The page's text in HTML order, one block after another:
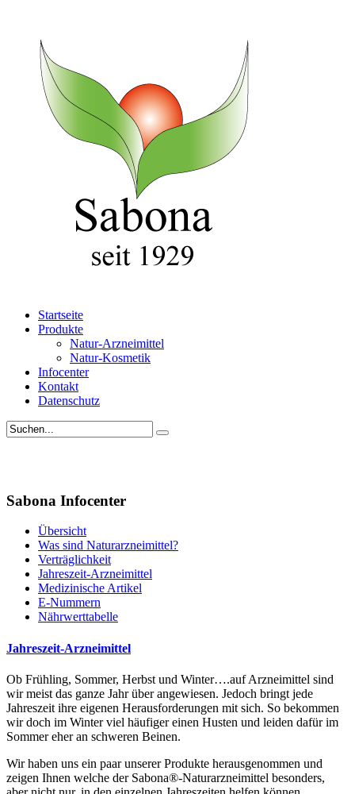
Startseite
Produkte
Natur-Arzneimittel
Natur-Kosmetik
Infocenter
Kontakt
Datenschutz
Sabona Infocenter
Übersicht
Was sind Naturarzneimittel?
Verträglichkeit
Jahreszeit-Arzneimittel
Medizinische Artikel
E-Nummern
Nährwerttabelle
Jahreszeit-Arzneimittel
Ob Frühling, Sommer, Herbst und Winter….auf Arzneimittel sind
wir meist das ganze Jahr über angewiesen. Jedoch bringt jede
Jahreszeit ihre eigenen Herausforderungen mit sich. So bekommen
wir doch im Winter viel häufiger einen Husten und leiden dafür im
Sommer eher an schweren Beinen.
Wir haben uns ein paar unserer Produkte herausgenommen und
zeigen Ihnen welche der Sabona®-Naturarzneimittel besonders,